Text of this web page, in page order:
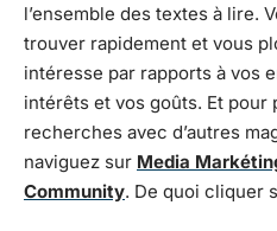
l’ensemble des textes à lire.
trouver rapidement et vous
intéresse par rapports à vos
intérêts et vos goûts. Et pour
recherches avec d’autres
naviguez sur Media
Community. De quoi cliquer